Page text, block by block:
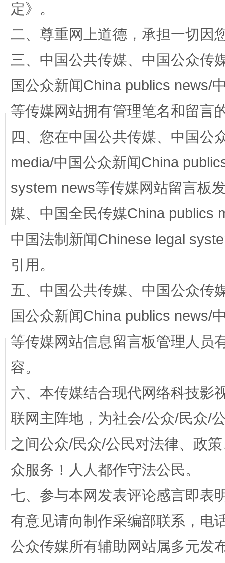
国家大学科技园优化重塑工作
扯下公款旅游的“隐身衣” 如何以
“蜀中异人”王建安的艺术幻境
定》。
二、尊重网上道德，承担一切因
三、中国公共传媒、中国公众传
国公众新闻China publics news/
等传媒网站拥有管理笔名和留言
四、您在中国公共传媒、中国公
media/中国公众新闻China
system news等传媒网站留言板
媒、中国全民传媒China publics
中国法制新闻Chinese legal
引用。
五、中国公共传媒、中国公众传
国公众新闻China publics news/
等传媒网站信息留言板管理人员
容。
六、本传媒结合现代网络科技影
联网主阵地，为社会/公众/民众/
之间公众/民众/公民对法律、政
众服务！人人都作守法公民。
七、参与本网发表评论感言即表
有意见请向制作采编部联系，电
公众传媒所有辅助网站属多元发